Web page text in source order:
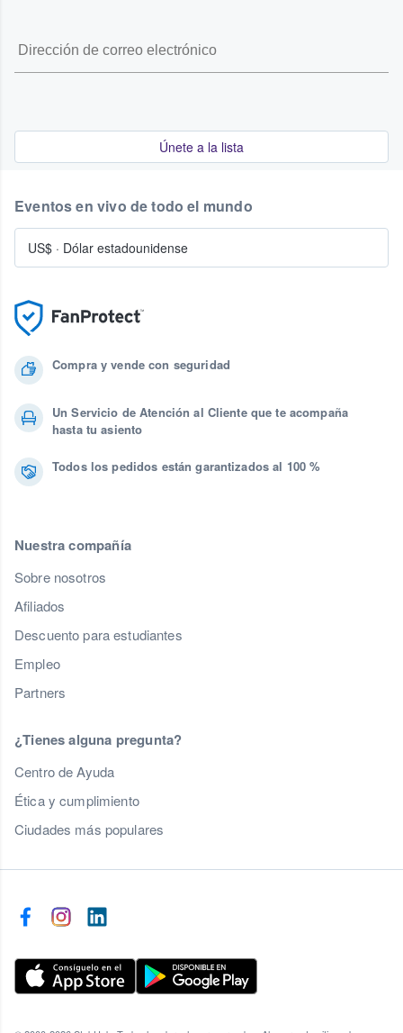
Únete a la lista
Compra y vende con seguridad
Un Servicio de Atención al Cliente que te acompaña
hasta tu asiento
Todos los pedidos están garantizados al 100 %
Nuestra compañía
Sobre nosotros
Afiliados
Descuento para estudiantes
Empleo
Partners
¿Tienes alguna pregunta?
Centro de Ayuda
Ética y cumplimiento
Ciudades más populares
Eventos en vivo de todo el mundo
US$ · Dólar estadounidense